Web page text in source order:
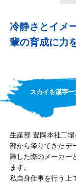
冷静さとイメ
輩の育成に力
スカイを漢字
生産部 豊岡本社工
部から降りてきたデ
障した際のメーカー
ます。
私自身仕事を行う上